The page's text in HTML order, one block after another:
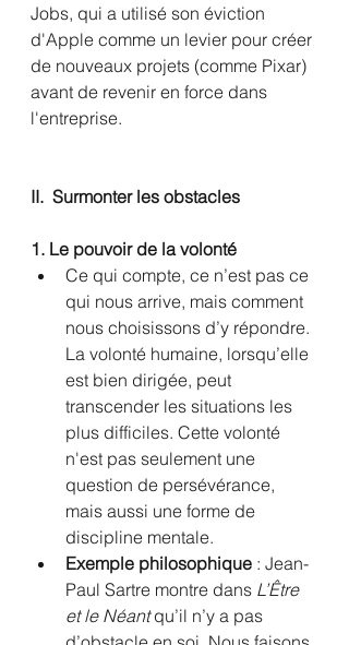
Jobs, qui a utilisé son éviction
d'Apple comme un levier pour créer
de nouveaux projets (comme Pixar)
avant de revenir en force dans
l'entreprise.
II.  Surmonter les obstacles
1. Le pouvoir de la volonté
Ce qui compte, ce n’est pas ce
qui nous arrive, mais comment
nous choisissons d’y répondre.
La volonté humaine, lorsqu’elle
est bien dirigée, peut
transcender les situations les
plus difficiles. Cette volonté
n'est pas seulement une
question de persévérance,
mais aussi une forme de
discipline mentale.
Exemple philosophique : Jean-
Paul Sartre montre dans L’Être
et le Néant qu’il n’y a pas